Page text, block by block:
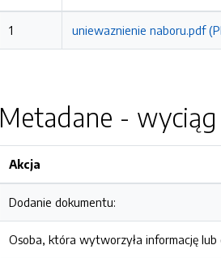
1 uniewaznienie naboru.pdf
Metadane -
Akcja
Dodanie dokumentu:
Osoba, która wytworzyła informację